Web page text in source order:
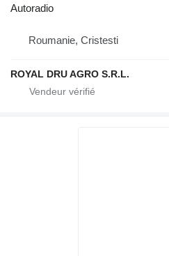
Autoradio
Roumanie, Cristesti
ROYAL DRU AGRO S.R.L.